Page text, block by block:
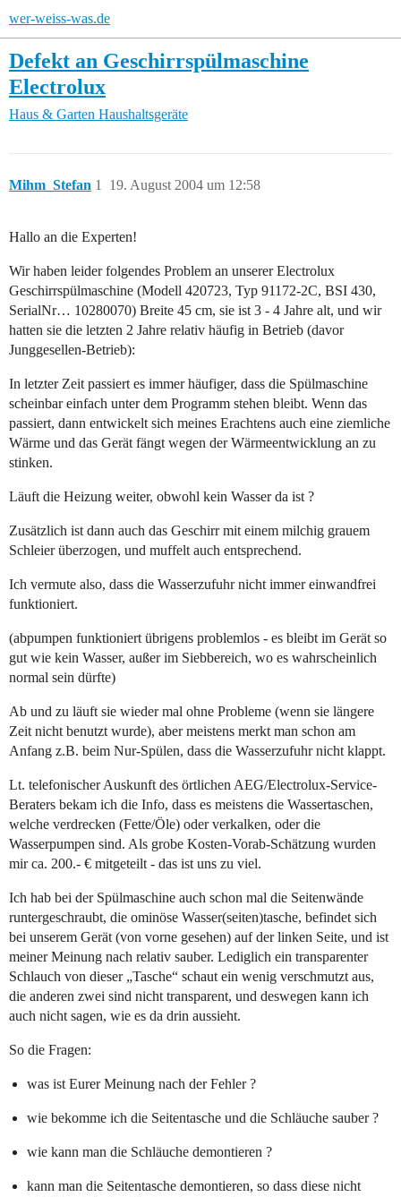
wer-weiss-was.de
Defekt an Geschirrspülmaschine
Electrolux
Haus & Garten Haushaltsgeräte
Mihm_Stefan 19. August 2004 um 12:58
1
Hallo an die Experten!
Wir haben leider folgendes Problem an unserer Electrolux
Geschirrspülmaschine (Modell 420723, Typ 91172-2C, BSI 430,
SerialNr… 10280070) Breite 45 cm, sie ist 3 - 4 Jahre alt, und wir
hatten sie die letzten 2 Jahre relativ häufig in Betrieb (davor
Junggesellen-Betrieb):
In letzter Zeit passiert es immer häufiger, dass die Spülmaschine
scheinbar einfach unter dem Programm stehen bleibt. Wenn das
passiert, dann entwickelt sich meines Erachtens auch eine ziemliche
Wärme und das Gerät fängt wegen der Wärmeentwicklung an zu
stinken.
Läuft die Heizung weiter, obwohl kein Wasser da ist ?
Zusätzlich ist dann auch das Geschirr mit einem milchig grauem
Schleier überzogen, und muffelt auch entsprechend.
Ich vermute also, dass die Wasserzufuhr nicht immer einwandfrei
funktioniert.
(abpumpen funktioniert übrigens problemlos - es bleibt im Gerät so
gut wie kein Wasser, außer im Siebbereich, wo es wahrscheinlich
normal sein dürfte)
Ab und zu läuft sie wieder mal ohne Probleme (wenn sie längere
Zeit nicht benutzt wurde), aber meistens merkt man schon am
Anfang z.B. beim Nur-Spülen, dass die Wasserzufuhr nicht klappt.
Lt. telefonischer Auskunft des örtlichen AEG/Electrolux-Service-
Beraters bekam ich die Info, dass es meistens die Wassertaschen,
welche verdrecken (Fette/Öle) oder verkalken, oder die
Wasserpumpen sind. Als grobe Kosten-Vorab-Schätzung wurden
mir ca. 200.- € mitgeteilt - das ist uns zu viel.
Ich hab bei der Spülmaschine auch schon mal die Seitenwände
runtergeschraubt, die ominöse Wasser(seiten)tasche, befindet sich
bei unserem Gerät (von vorne gesehen) auf der linken Seite, und ist
meiner Meinung nach relativ sauber. Lediglich ein transparenter
Schlauch von dieser „Tasche“ schaut ein wenig verschmutzt aus,
die anderen zwei sind nicht transparent, und deswegen kann ich
auch nicht sagen, wie es da drin aussieht.
So die Fragen:
was ist Eurer Meinung nach der Fehler ?
wie bekomme ich die Seitentasche und die Schläuche sauber ?
wie kann man die Schläuche demontieren ?
kann man die Seitentasche demontieren, so dass diese nicht